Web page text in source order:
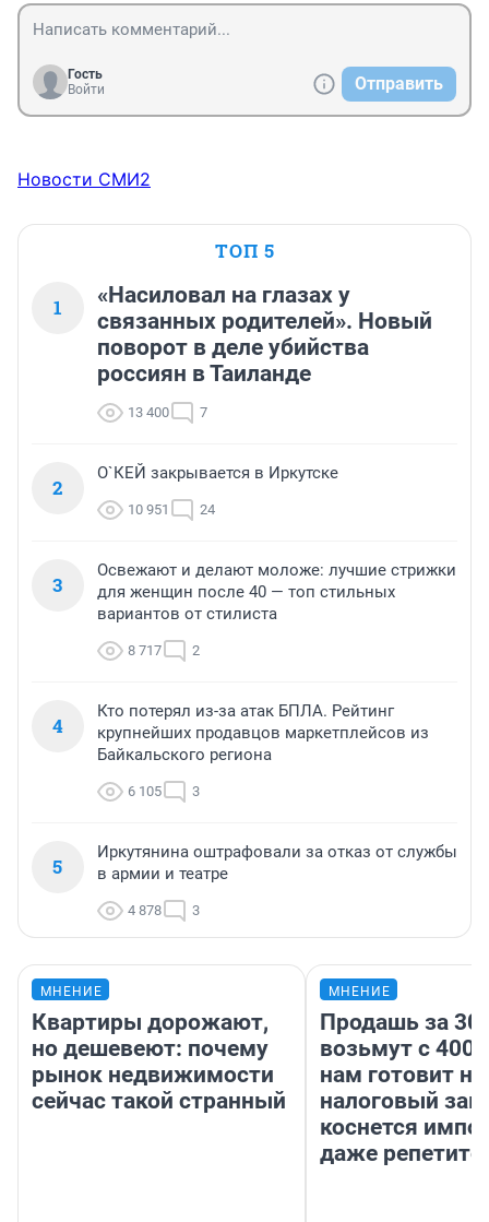
Гость
Войти
Отправить
Новости СМИ2
ТОП 5
1
«Насиловал на глазах у
связанных родителей». Новый
поворот в деле убийства
россиян в Таиланде
13 400 7
2
О`КЕЙ закрывается в Иркутске
10 951 24
3
Освежают и делают моложе: лучшие стрижки
для женщин после 40 — топ стильных
вариантов от стилиста
8 717 2
4
Кто потерял из-за атак БПЛА. Рейтинг
крупнейших продавцов маркетплейсов из
Байкальского региона
6 105 3
5
Иркутянина оштрафовали за отказ от службы
в армии и театре
4 878 3
МНЕНИЕ
Квартиры дорожают,
но дешевеют: почему
рынок недвижимости
сейчас такой странный
МНЕНИЕ
Продашь за
возьмут с
нам готовит
налоговый
коснется
даже